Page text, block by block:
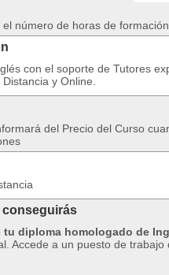
número de horas de
con el soporte de Tutores
y Online.
del Precio del Curso
tu diploma homologado de
Accede a un puesto de